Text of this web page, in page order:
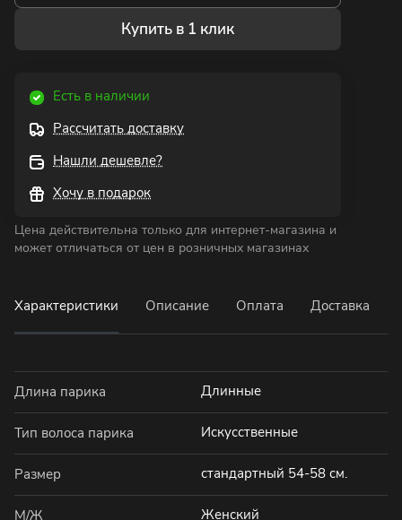
Купить в 1 клик
Есть в наличии
Рассчитать доставку
Нашли дешевле?
Хочу в подарок
Цена действительна только для интернет-магазина и
может отличаться от цен в розничных магазинах
Характеристики Описание Оплата Доставка
Длина парика Длинные
Тип волоса парика Искусственные
Размер стандартный 54-58 см.
М/Ж Женский